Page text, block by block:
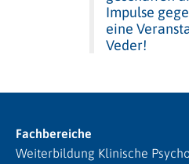
Impulse
eine
Veder!
Fachbereiche
Weiterbildung Klinische